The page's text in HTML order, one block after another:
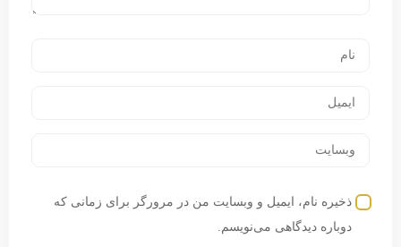
ذخیره نام، ایمیل و وبسایت من در مرورگر برای زمانی که
دوباره دیدگاهی می‌نویسم.